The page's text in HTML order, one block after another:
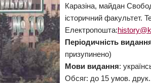
Каразіна, майдан
історичний факультет.
Електропошта:
Періодичність
призупинено)
Мови видання:
Обсяг: до 15 умов.